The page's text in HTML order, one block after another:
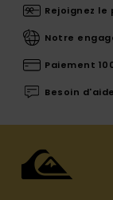
Rejoignez
Notre
Paiement
Besoin